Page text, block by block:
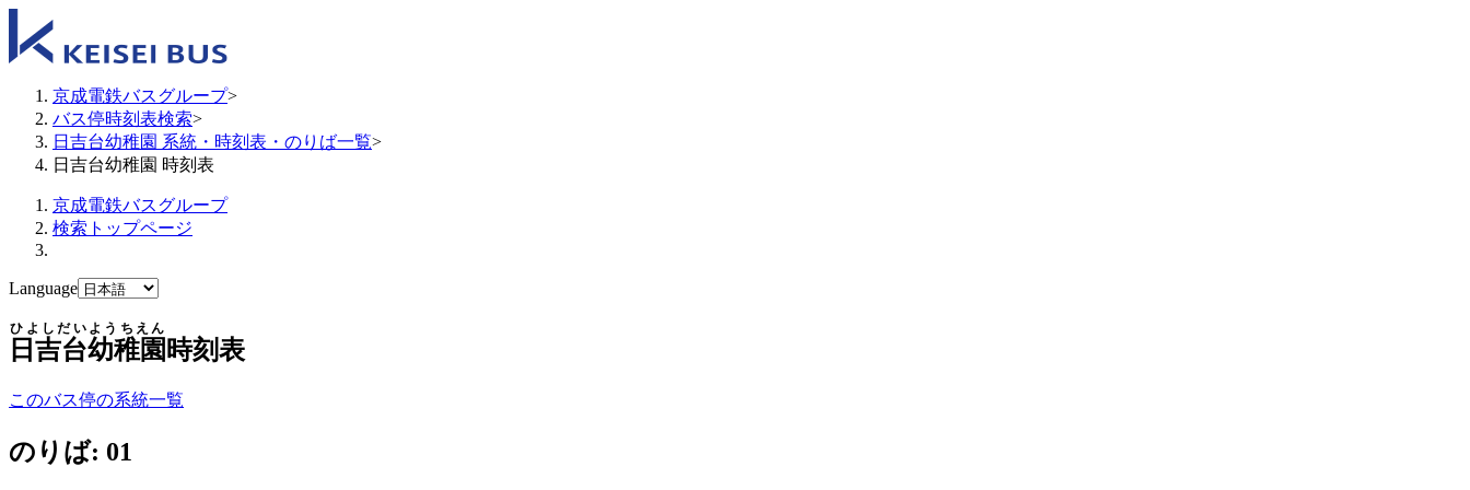
京成電鉄バスグループ>
バス停時刻表検索>
日吉台幼稚園 系統・時刻表・のりば一覧>
日吉台幼稚園 時刻表
京成電鉄バスグループ
検索トップページ
Language
日吉台幼稚園
ひよしだいようちえん
時刻表
このバス停の系統一覧
のりば: 01